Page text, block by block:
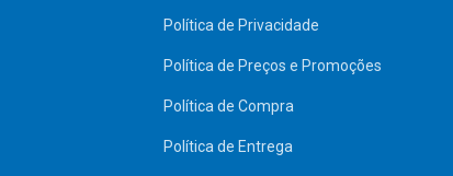
Política de Privacidade
Política de Preços e Promoções
Política de Compra
Política de Entrega